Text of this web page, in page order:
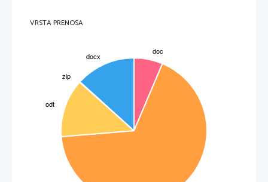
potrebujemo? Razložite izraz venin pulz in kratico CRT.
Kaj obsega pregled dihal? Katere pregledovalne metode uporabimo in katere pripomočke
potrebujemo? Razložite izraz dispnoa. Katere vrste dispnoe poznamo? Kako prepoznamo
posamezno vrsto dispnoe?
VRSTA PRENOSA